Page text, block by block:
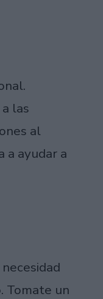
las
al
a ayudar a
Tomate un